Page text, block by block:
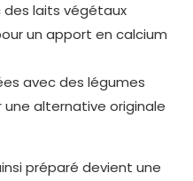
des laits végétaux
un apport en calcium
avec des légumes
alternative originale
préparé devient une